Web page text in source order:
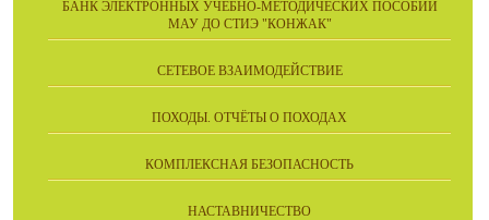
БАНК ЭЛЕКТРОННЫХ УЧЕБНО-МЕТОДИЧЕСКИХ ПОСОБИЙ
МАУ ДО СТИЭ "КОНЖАК"
СЕТЕВОЕ ВЗАИМОДЕЙСТВИЕ
ПОХОДЫ. ОТЧЁТЫ О ПОХОДАХ
КОМПЛЕКСНАЯ БЕЗОПАСНОСТЬ
НАСТАВНИЧЕСТВО